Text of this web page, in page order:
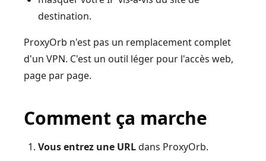
destination.
ProxyOrb n'est pas un remplacement complet
d'un VPN. C'est un outil léger pour l'accès web,
page par page.
Comment ça marche
Vous entrez une URLdans ProxyOrb.